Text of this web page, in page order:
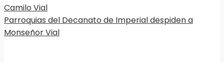
Camilo Vial
Parroquias del Decanato de Imperial despiden a
Monseñor Vial